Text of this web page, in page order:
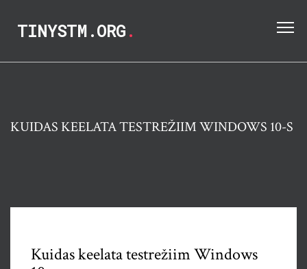
TINYSTM.ORG.
KUIDAS KEELATA TESTREŽIIM WINDOWS 10-S
Kuidas keelata testrežiim Windows